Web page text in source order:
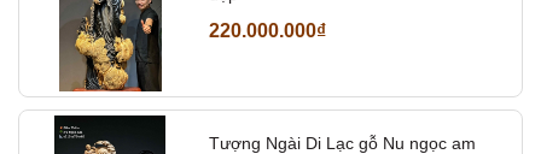
220.000.000₫
Tượng Ngài Di Lạc gỗ Nu ngọc am